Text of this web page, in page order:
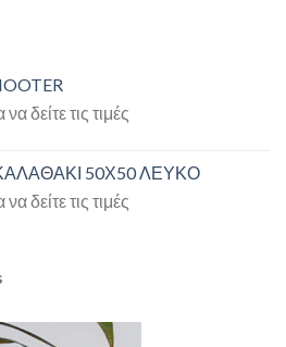
δείτε τις τιμές
50Χ50 ΛΕΥΚΟ
δείτε τις τιμές